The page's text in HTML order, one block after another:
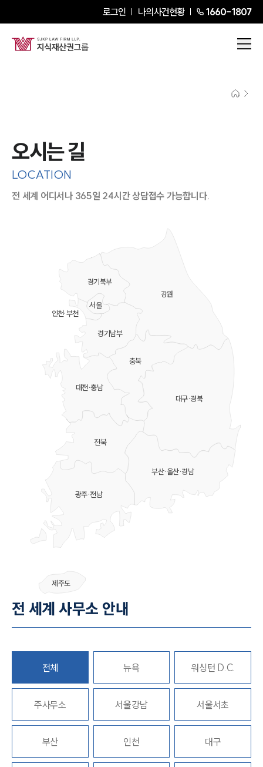
로그인 나의사건현황 1660-1807
대륜의 강점
오시는 길
글로벌 파트너 로펌
통합검색
AI대륜
업무사례
주요 업무사례
사례분석/최신동향
법률정보
법률지식인
오시는 길
LOCATION
전 세계 어디서나 365일 24시간 상담접수 가능합니다.
강원
충북
대전·충남
대구·경북
부산·울산·경남
전북
광주·전남
제주도
경기북부
경기남부
서울
인천·부천
전 세계 사무소 안내
전체 뉴욕 워싱턴 D.C.
주사무소 서울강남 서울서초
부산 인천 대구